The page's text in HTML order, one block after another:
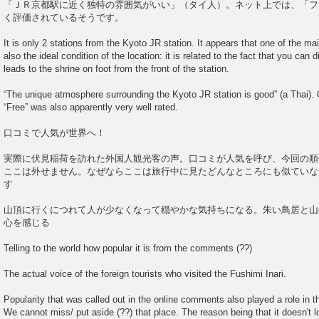
「ＪＲ京都駅に近く独特の雰囲気がいい」（タイ人）。ネット上では、「
く評価されているそうです。
It is only 2 stations from the Kyoto JR station. It appears that one of the
also the ideal condition of the location: it is related to the fact that you can
leads to the shrine on foot from the front of the station.
“The unique atmosphere surrounding the Kyoto JR station is good” (a
“Free” was also apparently very well rated.
口コミで人気が世界へ！
実際に伏見稲荷を訪れた外国人観光客の声。口コミが人気を呼び、今回の
ここは外せません。なぜならここは旅行中に見たどんなところにも似てい
す
山頂に行くにつれて人が少なくなって穏やかな気持ちになる。朱い鳥居と
心を感じる
Telling to the world how popular it is from the comments (??)
The actual voice of the foreign tourists who visited the Fushimi Inari.
Popularity that was called out in the online comments also played a role in
We cannot miss/ put aside (??) that place. The reason being that it doesn't